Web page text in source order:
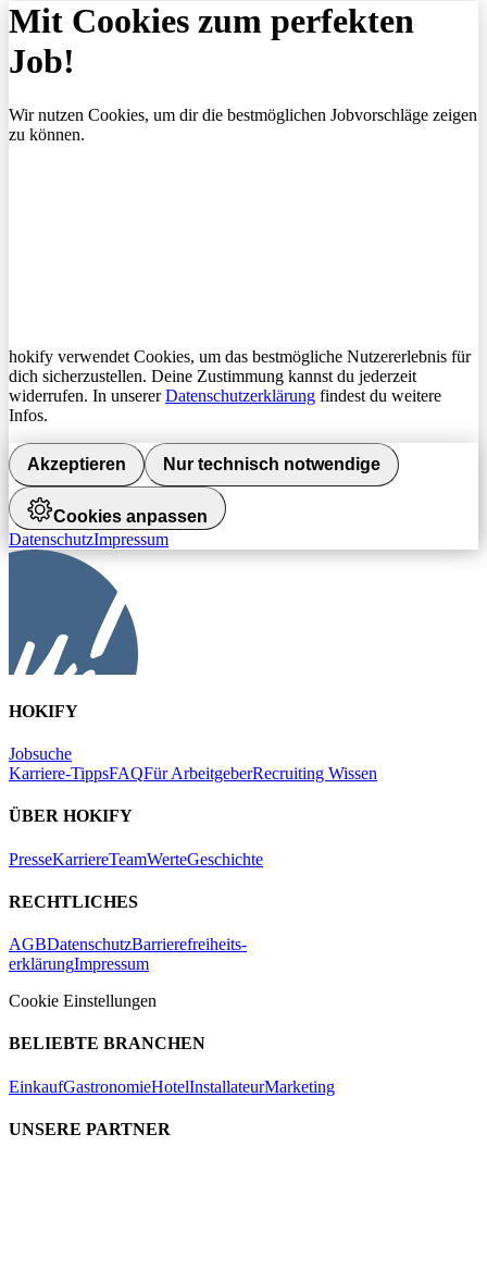
Mit Cookies zum perfekten
Job!
Wir nutzen Cookies, um dir die bestmöglichen Jobvorschläge zeigen
zu können.
hokify verwendet Cookies, um das bestmögliche Nutzererlebnis für
dich sicherzustellen. Deine Zustimmung kannst du jederzeit
widerrufen. In unsererDatenschutzerklärung findest du weitere
Infos.
Akzeptieren Nur technisch notwendige
Cookies anpassen
DatenschutzImpressum
HOKIFY
Jobsuche
Karriere-TippsFAQFür ArbeitgeberRecruiting Wissen
ÜBER HOKIFY
PresseKarriereTeamWerteGeschichte
RECHTLICHES
AGBDatenschutzBarrierefreiheits-
erklärungImpressum
Cookie Einstellungen
BELIEBTE BRANCHEN
EinkaufGastronomieHotelInstallateurMarketing
UNSERE PARTNER